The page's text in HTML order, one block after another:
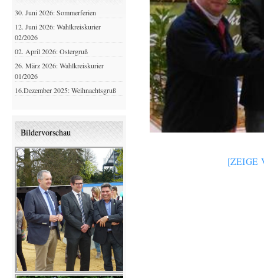
[ZEIGE
30. Juni 2026: Sommerferien
12. Juni 2026: Wahlkreiskurier
02/2026
02. April 2026: Ostergruß
26. März 2026: Wahlkreiskurier
01/2026
16.Dezember 2025: Weihnachtsgruß
Bildervorschau